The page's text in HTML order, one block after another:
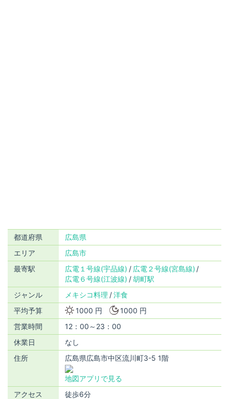
都道府県
広島県
エリア
広島市
最寄駅
広電１号線(宇品線)
広電２号線(宮島線)
広電６号線(江波線)
胡町駅
ジャンル
メキシコ料理
洋食
平均予算
1000 円
1000 円
営業時間
12：00～23：00
休業日
なし
住所
広島県広島市中区流川町3-5 1階
地図アプリで見る
アクセス
徒歩6分